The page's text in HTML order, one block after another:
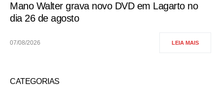
Mano Walter grava novo DVD em Lagarto no
dia 26 de agosto
07/08/2026 LEIA MAIS
CATEGORIAS